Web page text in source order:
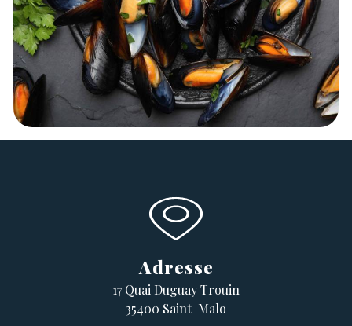
Adresse
17 Quai Duguay Trouin
35400 Saint-Malo